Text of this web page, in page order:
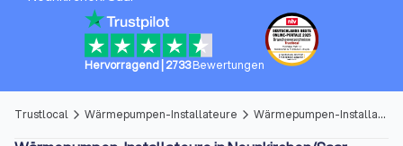
Hervorragend| 2733 Bewertungen
Trustlocal arrow_forward_ios Wärmepumpen-Installateure arrow_forward_ios Wärmepumpen-Installateure in Neunkirchen/Saar